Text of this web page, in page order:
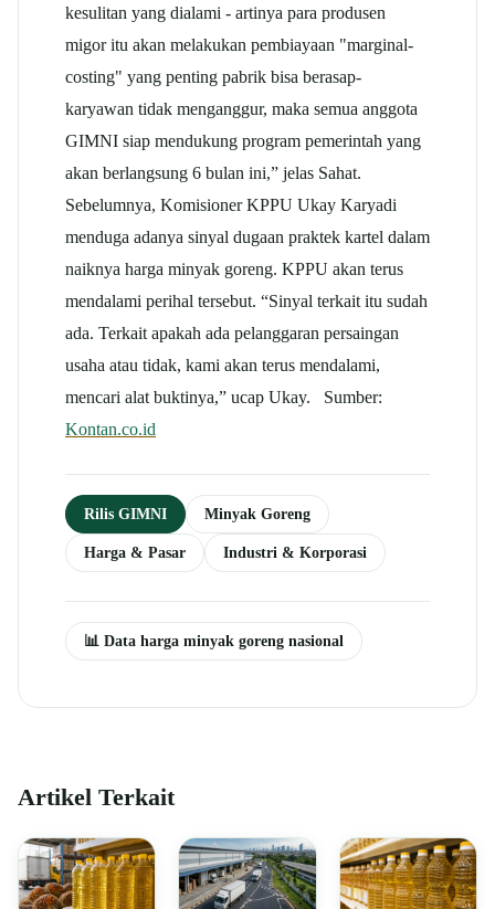
kesulitan yang dialami - artinya para produsen
migor itu akan melakukan pembiayaan "marginal-
costing" yang penting pabrik bisa berasap-
karyawan tidak menganggur, maka semua anggota
GIMNI siap mendukung program pemerintah yang
akan berlangsung 6 bulan ini,” jelas Sahat.
Sebelumnya, Komisioner KPPU Ukay Karyadi
menduga adanya sinyal dugaan praktek kartel dalam
naiknya harga minyak goreng. KPPU akan terus
mendalami perihal tersebut. “Sinyal terkait itu sudah
ada. Terkait apakah ada pelanggaran persaingan
usaha atau tidak, kami akan terus mendalami,
mencari alat buktinya,” ucap Ukay. Sumber:
Kontan.co.id
Rilis GIMNI Minyak Goreng
Harga & Pasar Industri & Korporasi
📊 Data harga minyak goreng nasional
Artikel Terkait